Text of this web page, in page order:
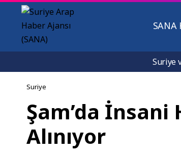
Suriye
Suriye
Şam’da İnsani
Alınıyor